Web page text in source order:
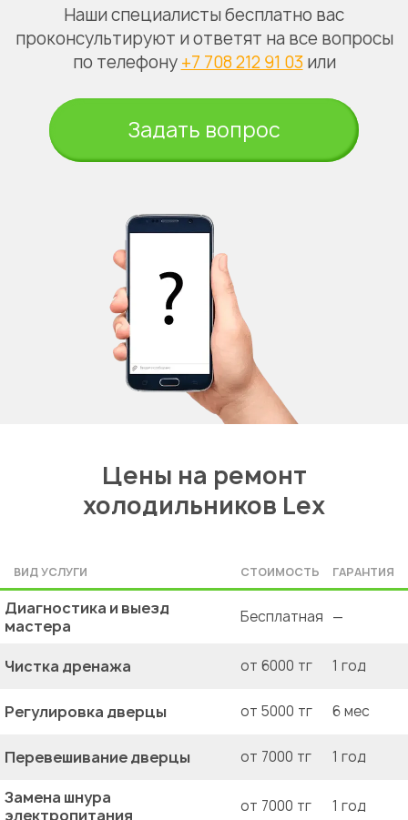
Наши специалисты бесплатно вас
проконсультируют и ответят на все вопросы
по телефону +7 708 212 91 03 или
Задать вопрос
Цены на ремонт
холодильников Lex
ВИД УСЛУГИ СТОИМОСТЬ ГАРАНТИЯ
Диагностика и выезд
мастера
Бесплатная —
Чистка дренажа от 6000 тг 1 год
Регулировка дверцы от 5000 тг 6 мес
Перевешивание дверцы от 7000 тг 1 год
Замена шнура
электропитания
от 7000 тг 1 год